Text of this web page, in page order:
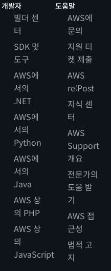
개발자
빌더 센
터
SDK 및
도구
AWS에
서의
.NET
AWS에
서의
Python
AWS에
서의
Java
AWS 상
의 PHP
AWS 상
의
JavaScript
도움말
AWS에
문의
지원 티
켓 제출
AWS
re:Post
지식 센
터
AWS
Support
개요
전문가의
도움 받
기
AWS 접
근성
법적 고
지